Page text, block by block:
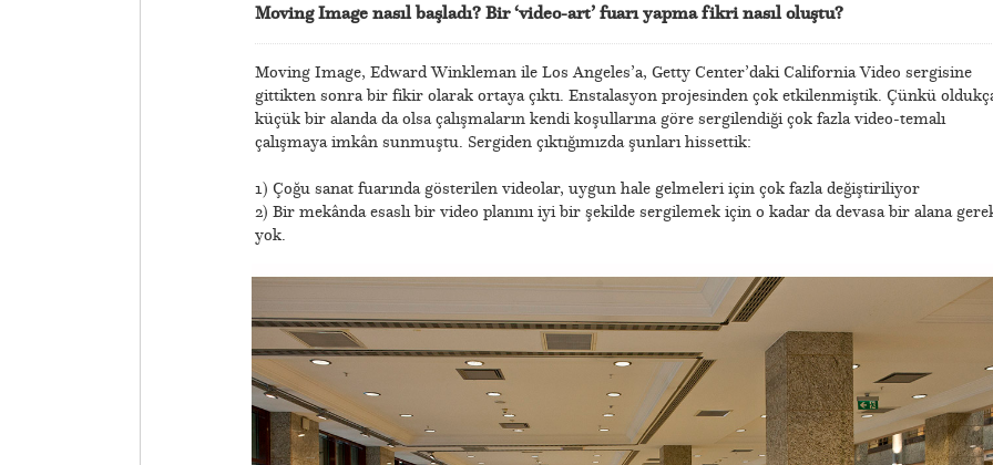
Moving Image nasıl başladı? Bir ‘video-art’ fuarı yapma fikri nasıl oluştu?
Moving Image, Edward Winkleman ile Los Angeles’a, Getty Center’daki California Video sergisine
gittikten sonra bir fikir olarak ortaya çıktı. Enstalasyon projesinden çok etkilenmiştik. Çünkü
küçük bir alanda da olsa çalışmaların kendi koşullarına göre sergilendiği çok fazla video-temalı
çalışmaya imkân sunmuştu. Sergiden çıktığımızda şunları hissettik:
1) Çoğu sanat fuarında gösterilen videolar, uygun hale gelmeleri için çok fazla değiştiriliyor
2) Bir mekânda esaslı bir video planını iyi bir şekilde sergilemek için o kadar da devasa bir alana
yok.